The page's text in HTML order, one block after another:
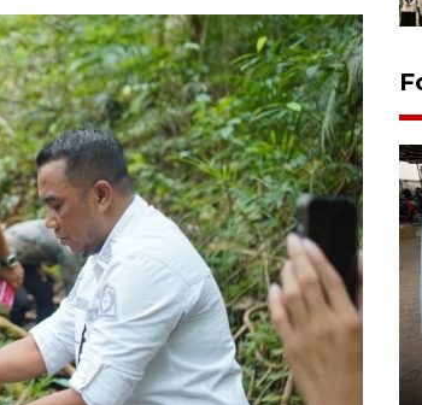
FOTO - Arus libur Panjang ke
Sabang meningkat
2 Juni 2026 10:33